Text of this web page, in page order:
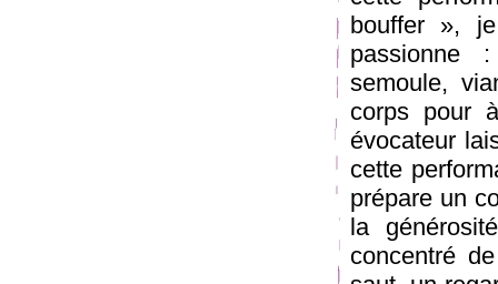
bouffer »,
passionne
semoule,
corps pour
évocateur
cette
prépare un
la
concentré